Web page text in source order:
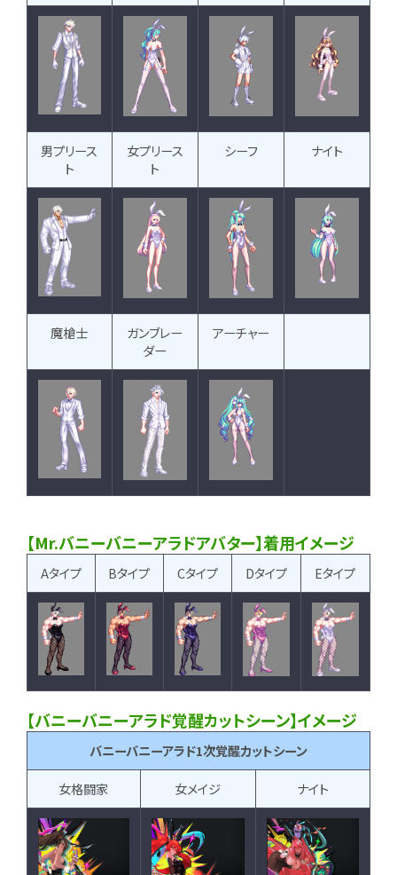
男プリース
ト
女プリース
ト
シーフ ナイト
魔槍士
ガンブレー
ダー
アーチャー
【Mr.バニーバニーアラドアバター】着用イメージ
Aタイプ Bタイプ Cタイプ Dタイプ Eタイプ
【バニーバニーアラド覚醒カットシーン】イメージ
バニーバニーアラド1次覚醒カットシーン
女格闘家 女メイジ ナイト